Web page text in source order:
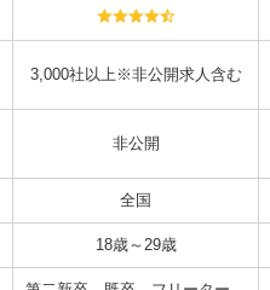
3,000社以上※非公開求人含む
非公開
全国
18歳～29歳